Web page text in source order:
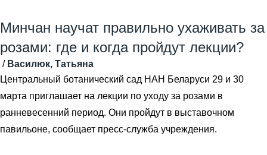
Минчан научат правильно ухаживать за
розами: где и когда пройдут лекции?
/ Василюк, Татьяна
Центральный ботанический сад НАН Беларуси 29 и 30
марта приглашает на лекции по уходу за розами в
ранневесенний период. Они пройдут в выставочном
павильоне, сообщает пресс-служба учреждения.